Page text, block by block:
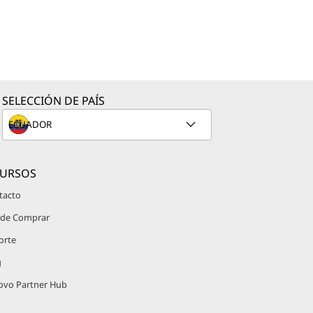
SELECCIÓN DE PAÍS
Comprar
Partner Hub